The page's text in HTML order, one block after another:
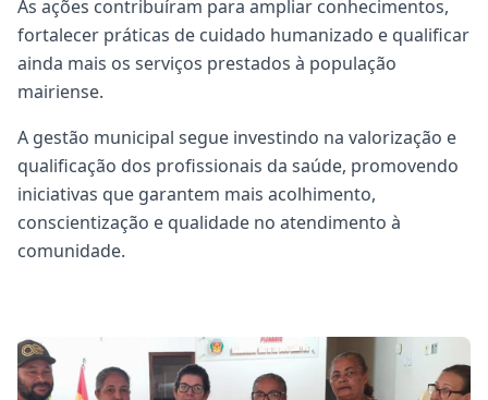
As ações contribuíram para ampliar conhecimentos,
fortalecer práticas de cuidado humanizado e qualificar
ainda mais os serviços prestados à população
mairiense.
A gestão municipal segue investindo na valorização e
qualificação dos profissionais da saúde, promovendo
iniciativas que garantem mais acolhimento,
conscientização e qualidade no atendimento à
comunidade.